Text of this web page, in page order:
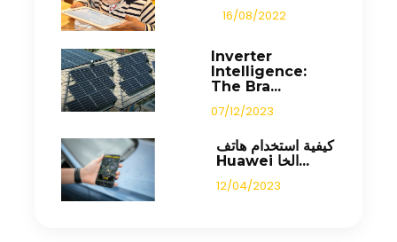
16/08/2022
Inverter
Intelligence:
The Bra...
07/12/2023
كيفية استخدام هاتف
Huawei الخا...
12/04/2023